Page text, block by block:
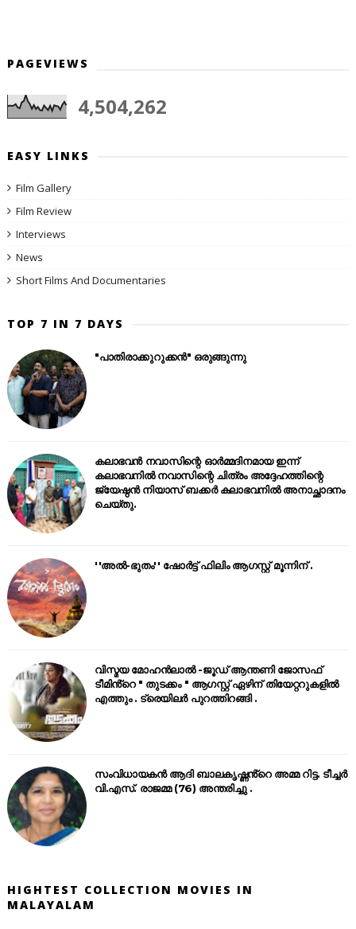
PAGEVIEWS
4,504,262
EASY LINKS
Film Gallery
Film Review
Interviews
News
Short Films And Documentaries
TOP 7 IN 7 DAYS
"പാതിരാക്കുറുക്കൻ" ഒരുങ്ങുന്നു
കലാഭവൻ നവാസിന്റെ ഓർമ്മദിനമായ ഇന്ന്
കലാഭവനിൽ നവാസിന്റെ ചിത്രം അദ്ദേഹത്തിന്റെ
ജ്യേഷ്ഠൻ നിയാസ് ബക്കർ കലാഭവനിൽ അനാച്ഛാദനം
ചെയ്തു.
''അൽ-ഭുതം'' ഷോർട്ട് ഫിലിം ആഗസ്റ്റ് മൂന്നിന് .
വിസ്മയ മോഹൻലാൽ -ജൂഡ് ആന്തണി ജോസഫ്
ടീമിൻ്റെ " തുടക്കം " ആഗസ്റ്റ് ഏഴിന് തിയേറ്ററുകളിൽ
എത്തും . ട്രെയിലർ പുറത്തിറങ്ങി .
സംവിധായകൻ ആദി ബാലകൃഷ്ണൻ്റെ അമ്മ റിട്ട. ടീച്ചർ
വി.എസ്. രാജമ്മ (76) അന്തരിച്ചു .
HIGHTEST COLLECTION MOVIES IN
MALAYALAM